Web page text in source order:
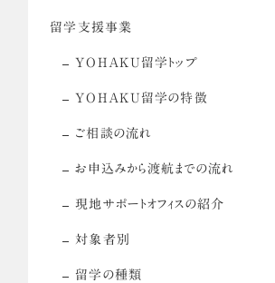
留学支援事業
YOHAKU留学トップ
YOHAKU留学の特徴
ご相談の流れ
お申込みから渡航までの流れ
現地サポートオフィスの紹介
対象者別
留学の種類